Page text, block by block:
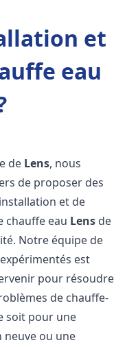
et
eau
de Lens, nous
de proposer des
et de
chauffe eau Lens de
Notre équipe de
est
pour résoudre
de chauffe-
soit pour une
neuve ou une